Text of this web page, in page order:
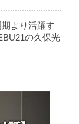
より活躍す
の久保光
視点でフィ